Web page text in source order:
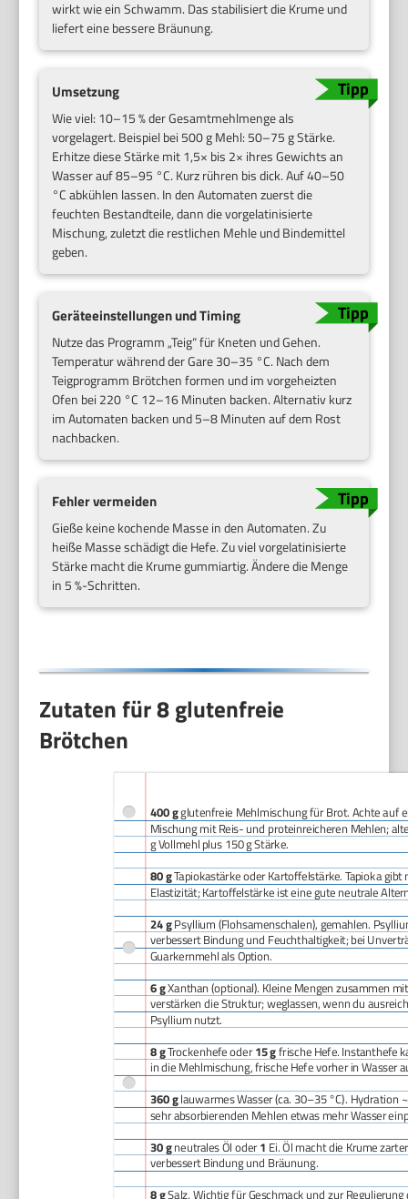
wirkt wie ein Schwamm. Das stabilisiert die Krume und
liefert eine bessere Bräunung.
Umsetzung
Wie viel: 10–15 % der Gesamtmehlmenge als
vorgelagert. Beispiel bei 500 g Mehl: 50–75 g Stärke.
Erhitze diese Stärke mit 1,5× bis 2× ihres Gewichts an
Wasser auf 85–95 °C. Kurz rühren bis dick. Auf 40–50
°C abkühlen lassen. In den Automaten zuerst die
feuchten Bestandteile, dann die vorgelatinisierte
Mischung, zuletzt die restlichen Mehle und Bindemittel
geben.
Geräteeinstellungen und Timing
Nutze das Programm „Teig“ für Kneten und Gehen.
Temperatur während der Gare 30–35 °C. Nach dem
Teigprogramm Brötchen formen und im vorgeheizten
Ofen bei 220 °C 12–16 Minuten backen. Alternativ kurz
im Automaten backen und 5–8 Minuten auf dem Rost
nachbacken.
Fehler vermeiden
Gieße keine kochende Masse in den Automaten. Zu
heiße Masse schädigt die Hefe. Zu viel vorgelatinisierte
Stärke macht die Krume gummiartig. Ändere die Menge
in 5 %-Schritten.
Zutaten für 8 glutenfreie
Brötchen
400 gglutenfreie Mehlmischung für Brot. Achte auf
Mischung mit Reis- und proteinreicheren Mehlen;
g Vollmehl plus 150 g Stärke.
80 gTapiokastärke oder Kartoffelstärke. Tapioka gibt
Elastizität; Kartoffelstärke ist eine gute neutrale
24 gPsyllium (Flohsamenschalen), gemahlen.
verbessert Bindung und Feuchthaltigkeit; bei
Guarkernmehl als Option.
6 gXanthan (optional). Kleine Mengen zusammen
verstärken die Struktur; weglassen, wenn du
Psyllium nutzt.
8 gTrockenhefe oder15 gfrische Hefe. Instanthefe
in die Mehlmischung, frische Hefe vorher in Wasser
360 glauwarmes Wasser (ca. 30–35 °C). Hydration
sehr absorbierenden Mehlen etwas mehr Wasser
30 gneutrales Öl oder1 Ei. Öl macht die Krume
verbessert Bindung und Bräunung.
8 gSalz. Wichtig für Geschmack und zur Regulierung